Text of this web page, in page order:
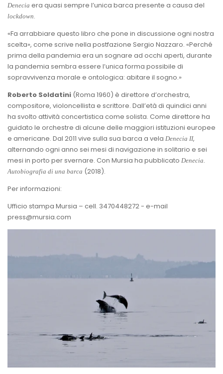
Denecia era quasi sempre l’unica barca presente a causa del
lockdown.
«Fa arrabbiare questo libro che pone in discussione ogni nostra
scelta», come scrive nella postfazione Sergio Nazzaro. «Perché
prima della pandemia era un sognare ad occhi aperti, durante
la pandemia sembra essere l’unica forma possibile di
sopravvivenza morale e ontologica: abitare il sogno.»
Roberto Soldatini (Roma 1960) è direttore d’orchestra,
compositore, violoncellista e scrittore. Dall’età di quindici anni
ha svolto attività concertistica come solista. Come direttore ha
guidato le orchestre di alcune delle maggiori istituzioni europee
e americane. Dal 2011 vive sulla sua barca a vela Denecia II,
alternando ogni anno sei mesi di navigazione in solitario e sei
mesi in porto per svernare. Con Mursia ha pubblicato Denecia.
Autobiografia di una barca (2018).
Per informazioni:
Ufficio stampa Mursia – cell. 3470448272 - e-mail
press@mursia.com